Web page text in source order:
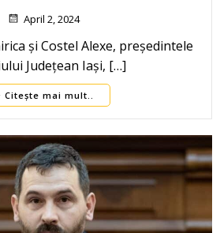
April 2, 2024
și Costel Alexe, președintele
Județean Iași, […]
Citește mai mult..